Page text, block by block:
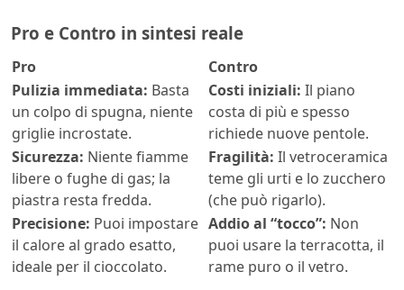
Pro e Contro in sintesi reale
Pro
Contro
Pulizia immediata: Basta
un colpo di spugna, niente
griglie incrostate.
Costi iniziali: Il piano
costa di più e spesso
richiede nuove pentole.
Sicurezza: Niente fiamme
libere o fughe di gas; la
piastra resta fredda.
Fragilità: Il vetroceramica
teme gli urti e lo zucchero
(che può rigarlo).
Precisione: Puoi impostare
il calore al grado esatto,
ideale per il cioccolato.
Addio al “tocco”: Non
puoi usare la terracotta, il
rame puro o il vetro.